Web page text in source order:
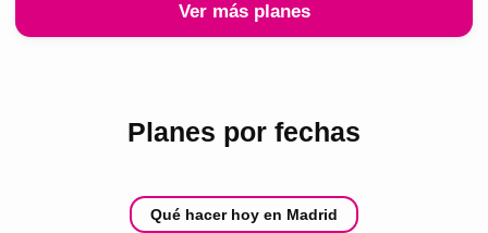
Ver más planes
Planes por fechas
Qué hacer hoy en Madrid